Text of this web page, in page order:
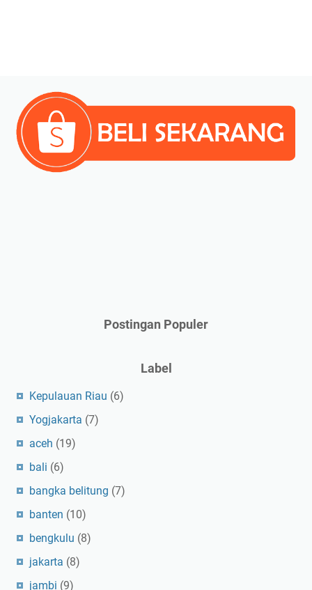
Postingan Populer
Label
Kepulauan Riau (6)
Yogjakarta (7)
aceh (19)
bali (6)
bangka belitung (7)
banten (10)
bengkulu (8)
jakarta (8)
jambi (9)